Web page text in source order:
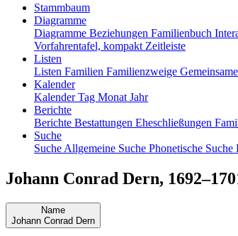
Stammbaum
Diagramme
Diagramme Beziehungen Familienbuch
Vorfahrentafel, kompakt Zeitleiste
Listen
Listen Familien Familienzweige
Kalender
KalenderTag Monat Jahr
Berichte
Berichte Bestattungen Eheschließungen
Suche
Suche Allgemeine Suche Phonetische Suche
Johann Conrad Dern, 1692–
Name
Johann Conrad Dern